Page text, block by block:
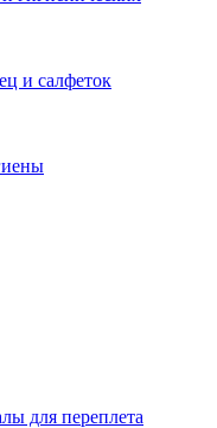
и салфеток
для переплета